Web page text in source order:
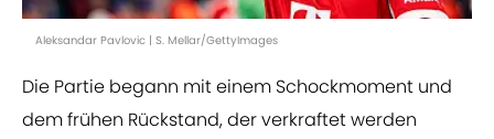
Aleksandar Pavlovic | S. Mellar/GettyImages
Die Partie begann mit einem Schockmoment und
dem frühen Rückstand, der verkraftet werden